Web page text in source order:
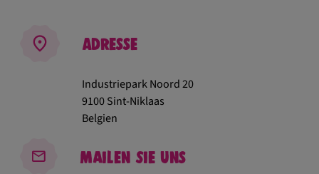
Adresse
Industriepark Noord 20
9100 Sint-Niklaas
Belgien
Mailen Sie uns